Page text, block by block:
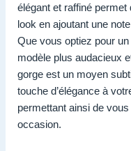
élégant et raffiné
look en ajoutant une
Que vous optiez pour
modèle plus audacieux
gorge est un moyen
touche d’élégance à
permettant ainsi de
occasion.